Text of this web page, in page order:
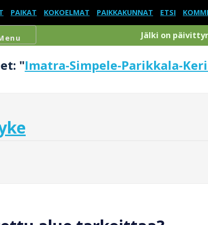
PAIKAT KOKOELMAT PAIKKAKUNNAT ETSI
Jälki on
"Imatra-Simpele-Parikkala-